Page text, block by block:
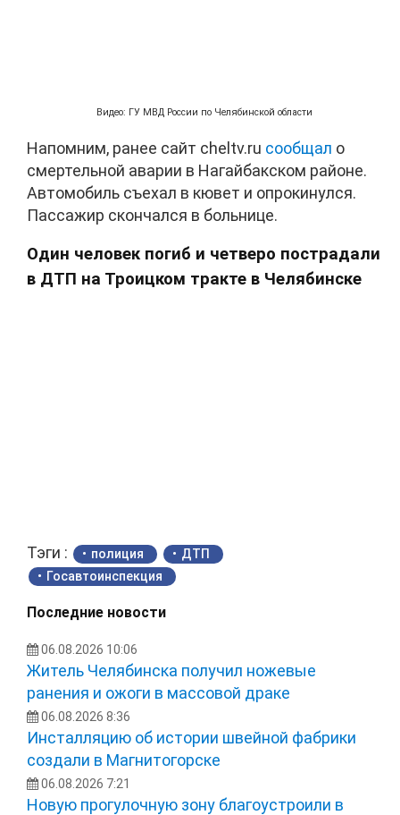
Видео: ГУ МВД России по Челябинской области
Напомним, ранее сайт cheltv.ru сообщал о
смертельной аварии в Нагайбакском районе.
Автомобиль съехал в кювет и опрокинулся.
Пассажир скончался в больнице.
Один человек погиб и четверо пострадали
в ДТП на Троицком тракте в Челябинске
Тэги : полиция
ДТП
Госавтоинспекция
Последние новости
06.08.2026 10:06
Житель Челябинска получил ножевые
ранения и ожоги в массовой драке
06.08.2026 8:36
Инсталляцию об истории швейной фабрики
создали в Магнитогорске
06.08.2026 7:21
Новую прогулочную зону благоустроили в